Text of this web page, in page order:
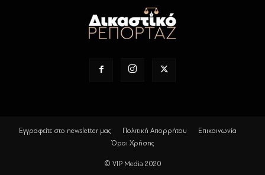
Εγγραφείτε στο newsletter μας Πολιτική Απορρήτου
Επικοινωνία
Όροι Χρήσης
© VIP Media 2020